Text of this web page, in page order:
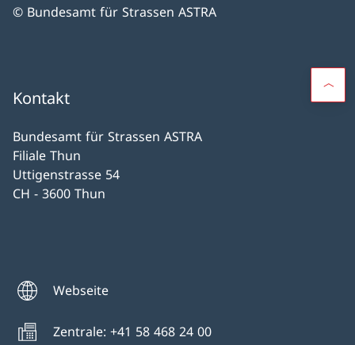
© Bundesamt für Strassen ASTRA
Kontakt
Bundesamt für Strassen ASTRA
Filiale Thun
Uttigenstrasse 54
CH - 3600 Thun
Webseite
Zentrale: +41 58 468 24 00